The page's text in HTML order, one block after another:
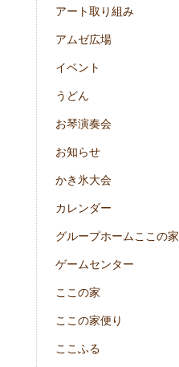
アート取り組み
アムゼ広場
イベント
うどん
お琴演奏会
お知らせ
かき氷大会
カレンダー
グループホームここの家
ゲームセンター
ここの家
ここの家便り
ここふる